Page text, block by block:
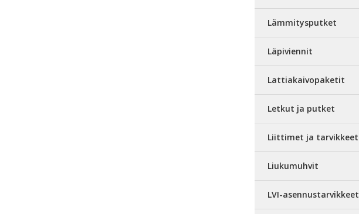
Lämmitysputket
Läpiviennit
Lattiakaivopaketit
Letkut ja putket
Liittimet ja tarvikkeet
Liukumuhvit
LVI-asennustarvikkeet